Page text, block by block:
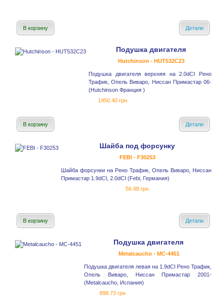
В корзину Детали
Подушка двигателя
Hutchinson - HUT532C23
Подушка двигателя верхняя на 2.0dCI Рено
Трафик, Опель Виваро, Ниссан Примастар 06-
(Hutchinson Франция )
1450.40 грн.
В корзину Детали
Шайба под форсунку
FEBI - F30253
Шайба форсунки на Рено Трафик, Опель Виваро, Ниссан
Примастар 1.9dCI, 2.0dCI (Febi, Германия)
56.98 грн.
В корзину Детали
Подушка двигателя
Metalcaucho - MC-4451
Подушка двигателя левая на 1.9dCI Рено Трафик,
Опель Виваро, Ниссан Примастар 2001-
(Metalcaucho, Испания)
898.73 грн.